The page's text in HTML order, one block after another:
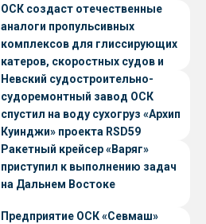
ОСК создаст отечественные
аналоги пропульсивных
комплексов для глиссирующих
катеров, скоростных судов и
судов с малой осадкой
Невский судостроительно-
судоремонтный завод ОСК
спустил на воду сухогруз «Архип
Куинджи» проекта RSD59
Ракетный крейсер «Варяг»
приступил к выполнению задач
на Дальнем Востоке
Предприятие ОСК «Севмаш»